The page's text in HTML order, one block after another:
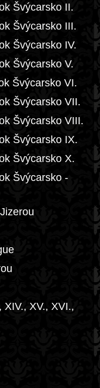
Švýcarsko II.
Švýcarsko III.
Švýcarsko IV.
Švýcarsko V.
Švýcarsko VI.
Švýcarsko VII.
Švýcarsko VIII.
Švýcarsko IX.
Švýcarsko X.
Švýcarsko -
XV., XVI.,